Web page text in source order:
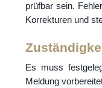
prüfbar sein.
Korrekturen und
Es muss
Meldung